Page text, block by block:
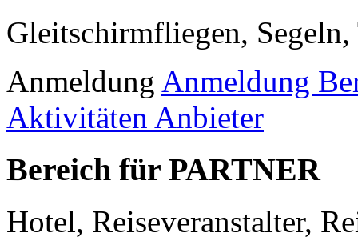
Gleitschirmfliegen, Segeln,
Anmeldung Anmeldung
Aktivitäten Anbieter
Bereich für PARTNER
Hotel, Reiseveranstalter,